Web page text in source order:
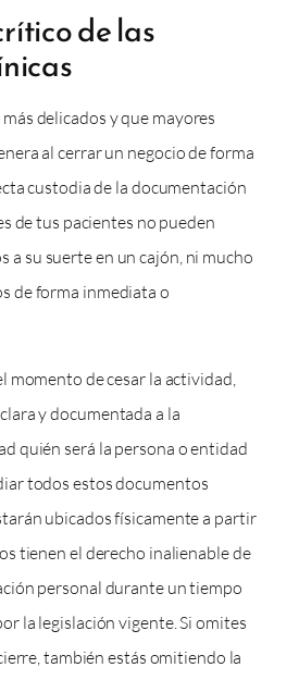
de las
delicados y que mayores
al cerrar un negocio de forma
custodia de la documentación
de tus pacientes no pueden
a su suerte en un cajón, ni mucho
de forma inmediata o
momento de cesar la actividad,
y documentada a la
quién será la persona o entidad
todos estos documentos
ubicados físicamente a partir
tienen el derecho inalienable de
personal durante un tiempo
la legislación vigente. Si omites
también estás omitiendo la